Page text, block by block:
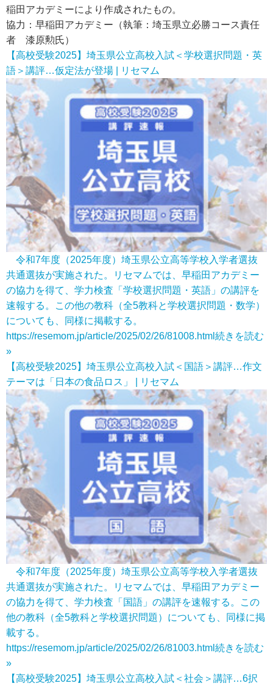
稲田アカデミーにより作成されたもの。
協力：早稲田アカデミー（執筆：埼玉県立必勝コース責任
者 漆原勲氏）
【高校受験2025】埼玉県公立高校入試＜学校選択問題・英
語＞講評…仮定法が登場 | リセマム
令和7年度（2025年度）埼玉県公立高等学校入学者選抜
共通選抜が実施された。リセマムでは、早稲田アカデミー
の協力を得て、学力検査「学校選択問題・英語」の講評を
速報する。この他の教科（全5教科と学校選択問題・数学）
についても、同様に掲載する。
https://resemom.jp/article/2025/02/26/81008.html 続きを読む
»
【高校受験2025】埼玉県公立高校入試＜国語＞講評…作文
テーマは「日本の食品ロス」 | リセマム
令和7年度（2025年度）埼玉県公立高等学校入学者選抜
共通選抜が実施された。リセマムでは、早稲田アカデミー
の協力を得て、学力検査「国語」の講評を速報する。この
他の教科（全5教科と学校選択問題）についても、同様に掲
載する。
https://resemom.jp/article/2025/02/26/81003.html 続きを読む
»
【高校受験2025】埼玉県公立高校入試＜社会＞講評…6択